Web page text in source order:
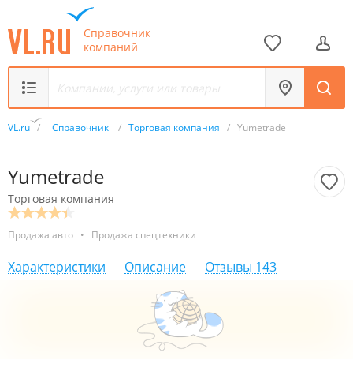
Справочник
компаний
VL.ru / Справочник / Торговая компания / Yumetrade
Yumetrade
Торговая компания
Продажа авто • Продажа спецтехники
Характеристики Описание Отзывы 143